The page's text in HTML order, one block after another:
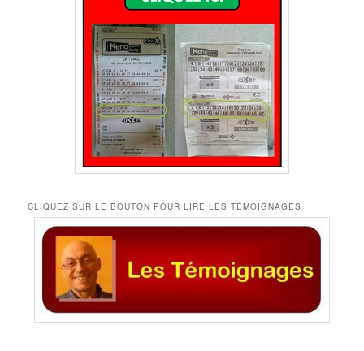
CLIQUEZ SUR LE BOUTON POUR LIRE LES TÉMOIGNAGES